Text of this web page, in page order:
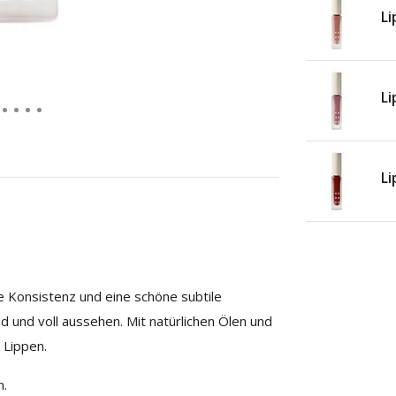
Konsistenz und eine schöne subtile
voll aussehen. Mit natürlichen Ölen und